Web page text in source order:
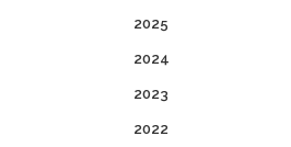
2025
2024
2023
2022